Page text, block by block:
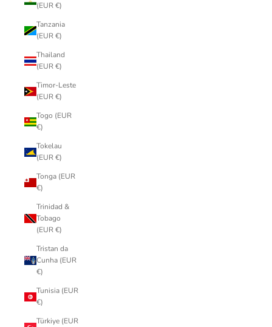
(EUR €)
Tanzania
(EUR €)
Thailand
(EUR €)
Timor-Leste
(EUR €)
Togo (EUR
€)
Tokelau
(EUR €)
Tonga (EUR
€)
Trinidad &
Tobago
(EUR €)
Tristan da
Cunha (EUR
€)
Tunisia (EUR
€)
Türkiye (EUR